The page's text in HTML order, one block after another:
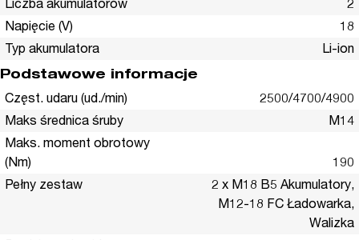
Liczba akumulatorów
2
Napięcie (V)
18
Typ akumulatora
Li-ion
Podstawowe informacje
Częst. udaru (ud./min)
2500/4700/4900
Maks średnica śruby
M14
Maks. moment obrotowy
(Nm)
190
Pełny zestaw
2 x M18 B5 Akumulatory,
M12-18 FC Ładowarka,
Walizka